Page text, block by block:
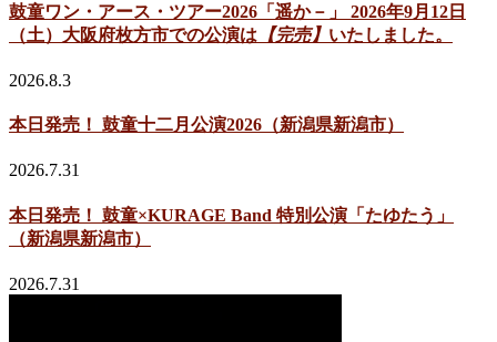
鼓童ワン・アース・ツアー2026「遥か－」 2026年9月12日
（土）大阪府枚方市での公演は 【完売】 いたしました。
2026.8.3
本日発売！ 鼓童十二月公演2026（新潟県新潟市）
2026.7.31
本日発売！ 鼓童×KURAGE Band 特別公演「たゆたう」
（新潟県新潟市）
2026.7.31